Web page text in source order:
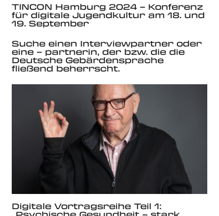
TINCON Hamburg 2024 – Konferenz
für digitale Jugendkultur am 18. und
19. September
Suche einen Interviewpartner oder
eine – partnerin, der bzw. die die
Deutsche Gebärdensprache
fließend beherrscht.
Digitale Vortragsreihe Teil 1: